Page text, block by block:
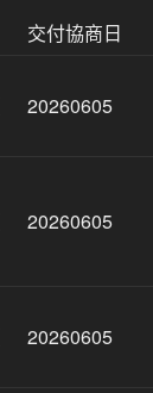
交付協商日
20260605
20260605
20260605